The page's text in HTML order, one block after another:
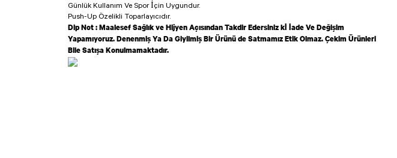
Günlük Kullanım Ve Spor İçin Uygundur.
Push-Up Özelikli Toparlayıcıdır.
Dip Not : Maalesef Sağlık ve Hijyen Açısından Takdir Edersiniz kİ İade Ve Değişim
Yapamıyoruz. Denenmiş Ya Da Giyilmiş Bir Ürünü de Satmamız Etik Olmaz. Çekim Ürünleri
Bile Satışa Konulmamaktadır.